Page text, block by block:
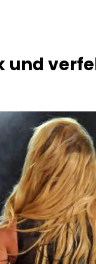
und